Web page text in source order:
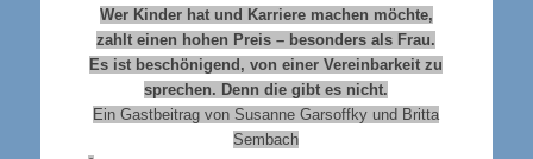
Wer Kinder hat und Karriere machen möchte,
zahlt einen hohen Preis – besonders als Frau.
Es ist beschönigend, von einer Vereinbarkeit zu
sprechen. Denn die gibt es nicht.
Ein Gastbeitrag von Susanne Garsoffky und Britta
Sembach